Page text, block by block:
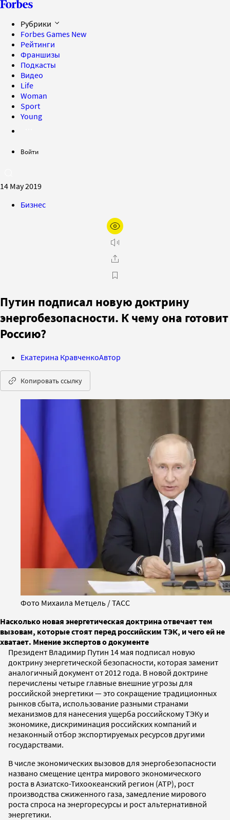
Рубрики
Forbes Games New
Рейтинги
Франшизы
Подкасты
Видео
Life
Woman
Sport
Young
Войти
14 May 2019
Бизнес
Путин подписал новую доктрину
энергобезопасности. К чему она готовит
Россию?
Екатерина КравченкоАвтор
Копировать ссылку
Фото Михаила Метцель / ТАСС
Насколько новая энергетическая доктрина отвечает тем
вызовам, которые стоят перед российским ТЭК, и чего ей не
хватает. Мнение экспертов о документе
Президент Владимир Путин 14 мая подписал новую
доктрину энергетической безопасности, которая заменит
аналогичный документ от 2012 года. В новой доктрине
перечислены четыре главные внешние угрозы для
российской энергетики — это сокращение традиционных
рынков сбыта, использование разными странами
механизмов для нанесения ущерба российскому ТЭКу и
экономике, дискриминация российских компаний и
незаконный отбор экспортируемых ресурсов другими
государствами.
В числе экономических вызовов для энергобезопасности
названо смещение центра мирового экономического
роста в Азиатско-Тихоокеанский регион (АТР), рост
производства сжиженного газа, замедление мирового
роста спроса на энергоресурсы и рост альтернативной
энергетики.